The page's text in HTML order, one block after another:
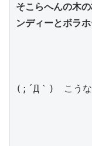
そこらへんの木
ンディーとボラ
(;´Д｀)　こうな